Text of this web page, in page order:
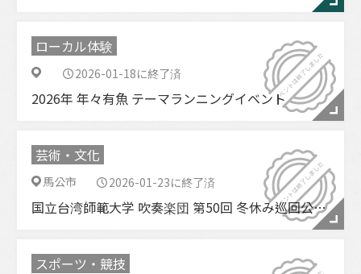
ローカル体験
2026-01-18に終了済
2026年 年々有魚 テーマランニングイベント
芸術・文化
馬公市 2026-01-23に終了済
国立台湾師範大学 吹奏楽団 第50回 冬休み巡回公演（澎湖公演）
スポーツ・競技